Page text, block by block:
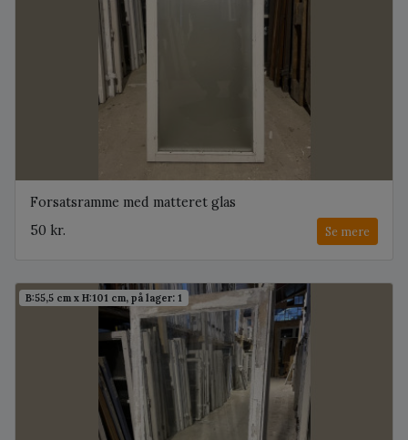
Forsatsramme med matteret glas
50 kr.
Se mere
B:55,5 cm x H:101 cm, på lager: 1